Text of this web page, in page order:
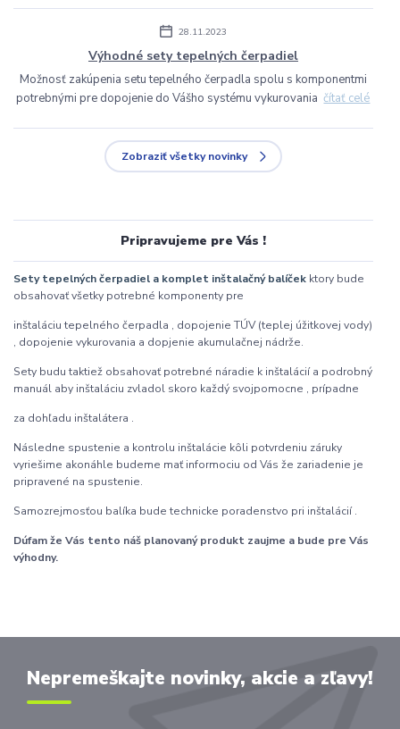
28.11.2023
Výhodné sety tepelných čerpadiel
Možnosť zakúpenia setu tepelného čerpadla spolu s komponentmi
potrebnými pre dopojenie do Vášho systému vykurovaniačítať celé
Zobraziť všetky novinky
Pripravujeme pre Vás !
Sety tepelných čerpadiel a komplet inštalačný balíček ktory bude
obsahovať všetky potrebné komponenty pre
inštaláciu tepelného čerpadla , dopojenie TÚV (teplej úžitkovej vody)
, dopojenie vykurovania a dopjenie akumulačnej nádrže.
Sety budu taktiež obsahovať potrebné náradie k inštalácií a podrobný
manuál aby inštaláciu zvladol skoro každý svojpomocne , prípadne
za dohľadu inštalátera .
Následne spustenie a kontrolu inštalácie kôli potvrdeniu záruky
vyriešime akonáhle budeme mať informociu od Vás že zariadenie je
pripravené na spustenie.
Samozrejmosťou balíka bude technicke poradenstvo pri inštalácií .
Dúfam že Vás tento náš planovaný produkt zaujme a bude pre Vás
výhodny.
Nepremeškajte novinky, akcie a zľavy!